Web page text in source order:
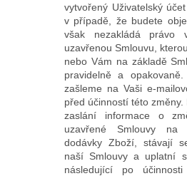
vytvořený Uživatelský
v případě, že budete
však nezakládá právo
uzavřenou Smlouvu,
nebo Vám na základě
pravidelně a
zašleme na Vaši e-
před účinností této
zaslání informace o
uzavřené Smlouvy na
dodávky Zboží, stávají
naší Smlouvy a uplatní
následující po